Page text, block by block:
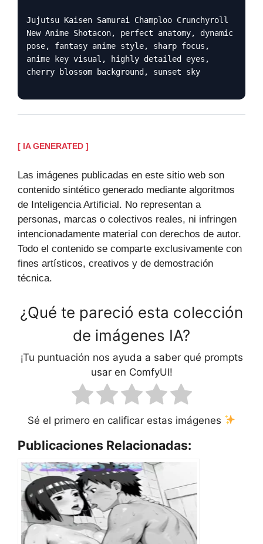
Jujutsu Kaisen Samurai Champloo Crunchyroll
New Anime Shotacon, perfect anatomy, dynamic
pose, fantasy anime style, sharp focus,
anime key visual, highly detailed eyes,
cherry blossom background, sunset sky
[ IA GENERATED ]
Las imágenes publicadas en este sitio web son
contenido sintético generado mediante algoritmos
de Inteligencia Artificial. No representan a
personas, marcas o colectivos reales, ni infringen
intencionadamente material con derechos de autor.
Todo el contenido se comparte exclusivamente con
fines artísticos, creativos y de demostración
técnica.
¿Qué te pareció esta colección
de imágenes IA?
¡Tu puntuación nos ayuda a saber qué prompts
usar en ComfyUI!
Sé el primero en calificar estas imágenes
Publicaciones Relacionadas: